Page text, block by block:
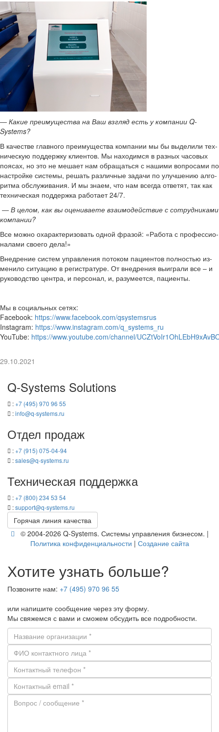
― Какие пре­иму­ще­ства на Ваш взгляд есть у ком­па­нии Q-​
Systems?
В ка­че­стве глав­но­го пре­иму­ще­ства ком­па­нии мы бы вы­де­ли­ли тех­
ни­че­скую под­держ­ку кли­ен­тов. Мы на­хо­дим­ся в раз­ных ча­со­вых
по­я­сах, но это не ме­ша­ет нам об­ра­щать­ся с на­ши­ми во­про­са­ми по
на­строй­ке си­сте­мы, ре­шать раз­лич­ные за­да­чи по улуч­ше­нию ал­го­
рит­ма об­слу­жи­ва­ния. И мы знаем, что нам все­гда от­ве­тят, так как
тех­ни­че­ская под­держ­ка ра­бо­та­ет 24/7.
― В целом, как вы оце­ни­ва­е­те вза­и­мо­дей­ствие с со­труд­ни­ка­ми
ком­па­нии?
Все можно оха­рак­те­ри­зо­вать одной фра­зой: «Ра­бо­та с про­фес­си­о­
на­ла­ми сво­е­го дела!»
Внед­ре­ние си­стем управ­ле­ния по­то­ком па­ци­ен­тов пол­но­стью из­
ме­ни­ло си­ту­а­цию в ре­ги­стра­ту­ре. От внед­ре­ния вы­иг­ра­ли все – и
ру­ко­вод­ство цен­тра, и пер­со­нал, и, ра­зу­ме­ет­ся, па­ци­ен­ты.
Мы в со­ци­аль­ных сетях:
Facebook: https://www.facebook.com/qsystemsrus
Instagram: https://www.instagram.com/q_systems_ru
YouTube: https://www.youtube.com/channel/
29.10.2021
Q-​Systems Solutions
:+7 (495) 970 96 55
:info@q-​systems.ru
Отдел про­даж
:+7 (915) 075-04-94
:sales@q-​systems.ru
Тех­ни­че­ская под­держ­ка
:+7 (800) 234 53 54
:support@q-​systems.ru
Го­ря­чая линия ка­че­ства
© 2004-2026 Q-​Systems. Си­сте­мы управ­ле­ния биз­не­сом. |
По­ли­ти­ка кон­фи­ден­ци­аль­но­сти | Со­зда­ние сайта
Хотите узнать больше?
Позвоните нам: +7 (495) 970 96 55
или напишите сообщение через эту форму.
Мы свяжемся с вами и сможем обсудить все подробности.